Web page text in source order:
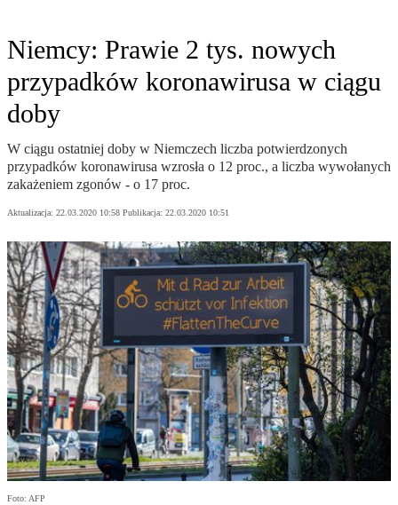
Niemcy: Prawie 2 tys. nowych
przypadków koronawirusa w ciągu
doby
W ciągu ostatniej doby w Niemczech liczba potwierdzonych
przypadków koronawirusa wzrosła o 12 proc., a liczba wywołanych
zakażeniem zgonów - o 17 proc.
Aktualizacja: 22.03.2020 10:58 Publikacja: 22.03.2020 10:51
Foto: AFP